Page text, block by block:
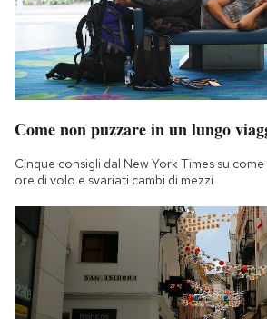
Come non puzzare in un lungo
Cinque consigli dal New York Times su
ore di volo e svariati cambi di mezzi